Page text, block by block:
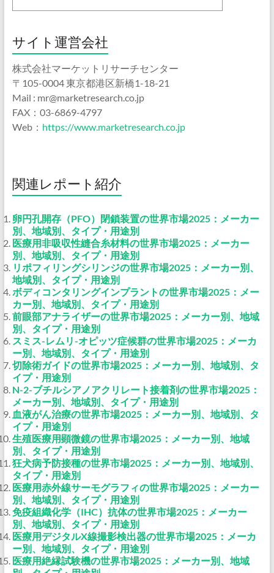
サイト運営会社
株式会社マーケットリサーチセンター
〒105-0004 東京都港区新橋1-18-21
Mail : mr@marketresearch.co.jp
FAX：03-6869-4797
Web： https://www.marketresearch.co.jp
関連レポート紹介
卵円孔開存（PFO）閉鎖装置の世界市場2025：メーカー
別、地域別、タイプ・用途別
医療用非吸収性縫合糸材料の世界市場2025：メーカー
別、地域別、タイプ・用途別
リポフィリングシリンジの世界市場2025：メーカー別、
地域別、タイプ・用途別
ボディコンタリングインプラントの世界市場2025：メー
カー別、地域別、タイプ・用途別
前眼部アナライザーの世界市場2025：メーカー別、地域
別、タイプ・用途別
スミス-レムリ-オピッツ症候群の世界市場2025：メーカ
ー別、地域別、タイプ・用途別
切除術ガイドの世界市場2025：メーカー別、地域別、タ
イプ・用途別
N-2-ブチルシアノアクリレート接着剤の世界市場2025：
メーカー別、地域別、タイプ・用途別
血液がん治療の世界市場2025：メーカー別、地域別、タ
イプ・用途別
生殖医療用顕微鏡の世界市場2025：メーカー別、地域
別、タイプ・用途別
狂犬病予防接種の世界市場2025：メーカー別、地域別、
タイプ・用途別
医療用赤外線サーモグラフィの世界市場2025：メーカー
別、地域別、タイプ・用途別
免疫組織化学（IHC）抗体の世界市場2025：メーカー
別、地域別、タイプ・用途別
医療用デジタルX線撮影検出器の世界市場2025：メーカ
ー別、地域別、タイプ・用途別
医療用絶縁試験機の世界市場2025：メーカー別、地域